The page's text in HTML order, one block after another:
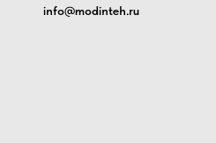
info@modinteh.ru